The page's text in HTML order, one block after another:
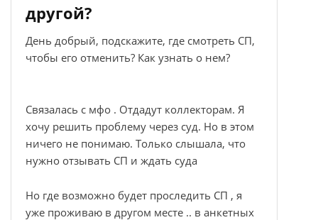
другой?
День добрый, подскажите, где смотреть СП,
чтобы его отменить? Как узнать о нем?
Связалась с мфо . Отдадут коллекторам. Я
хочу решить проблему через суд. Но в этом
ничего не понимаю. Только слышала, что
нужно отзывать СП и ждать суда
Но где возможно будет проследить СП , я
уже проживаю в другом месте .. в анкетных